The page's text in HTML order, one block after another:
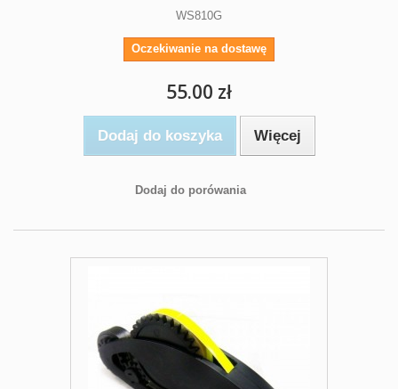
WS810G
Oczekiwanie na dostawę
55.00 zł
Dodaj do koszyka Więcej
Dodaj do porówania